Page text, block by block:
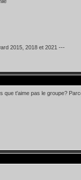
2015, 2018 et 2021 ---
t'aime pas le groupe?